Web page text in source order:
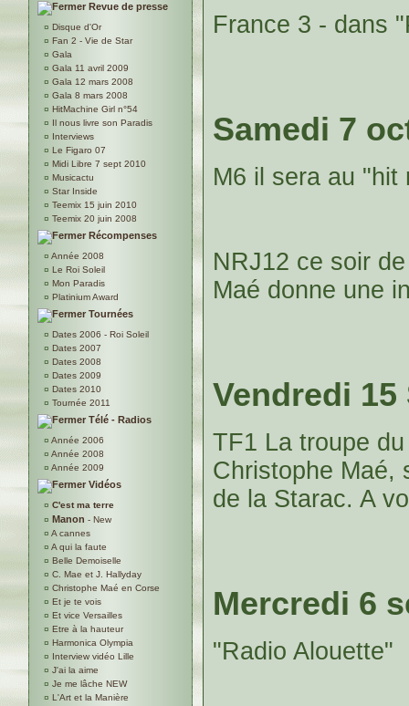
Revue de presse
¤ Disque d'Or
¤ Fan 2 - Vie de Star
¤ Gala
¤ Gala 11 avril 2009
¤ Gala 12 mars 2008
¤ Gala 8 mars 2008
¤ HitMachine Girl n°54
¤ Il nous livre son Paradis
¤ Interviews
¤ Le Figaro 07
¤ Midi Libre 7 sept 2010
¤ Musicactu
¤ Star Inside
¤ Teemix 15 juin 2010
¤ Teemix 20 juin 2008
Récompenses
¤ Année 2008
¤ Le Roi Soleil
¤ Mon Paradis
¤ Platinium Award
Tournées
¤ Dates 2006 - Roi Soleil
¤ Dates 2007
¤ Dates 2008
¤ Dates 2009
¤ Dates 2010
¤ Tournée 2011
Télé - Radios
¤ Année 2006
¤ Année 2008
¤ Année 2009
Vidéos
¤ C'est ma terre
¤ Manon - New
¤ A cannes
¤ A qui la faute
¤ Belle Demoiselle
¤ C. Mae et J. Hallyday
¤ Christophe Maé en Corse
¤ Et je te vois
¤ Et vice Versailles
¤ Etre à la hauteur
¤ Harmonica Olympia
¤ Interview vidéo Lille
¤ J'ai la aime
¤ Je me lâche NEW
¤ L'Art et la Manière
France 3 - dans
Samedi 7
M6 il sera au "hit
NRJ12 ce soir
Maé donne une
Vendredi
TF1 La troupe
Christophe Maé,
de la Starac. A
Mercredi 6
"Radio Alouette"